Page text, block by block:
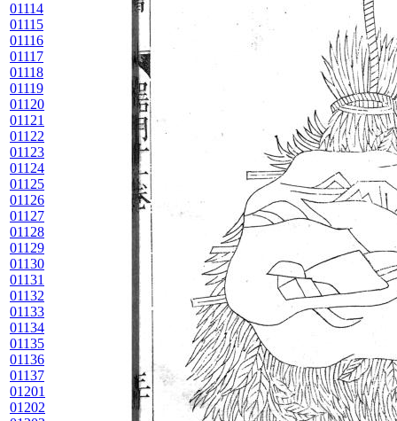
01114
01115
01116
01117
01118
01119
01120
01121
01122
01123
01124
01125
01126
01127
01128
01129
01130
01131
01132
01133
01134
01135
01136
01137
01201
01202